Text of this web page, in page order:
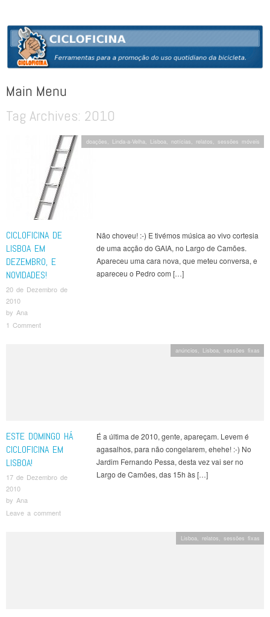
CICLOFICINA
Ferramentas para a promoção do uso quotidiano da bicicleta
Main Menu
Skip to content
Tag Archives: 2010
CICLOFICINA DE
LISBOA EM
DEZEMBRO, E
NOVIDADES!
20 de Dezembro de
2010
by Ana
1 Comment
Não choveu! :-) E tivémos música ao vivo cortesia
de uma acção do GAIA, no Largo de Camões.
Apareceu uma cara nova, que meteu conversa, e
apareceu o Pedro com […]
doações, Linda-a-Velha, Lisboa, notícias, relatos, sessões móveis
ESTE DOMINGO HÁ
CICLOFICINA EM
LISBOA!
17 de Dezembro de
2010
by Ana
Leave a comment
É a última de 2010, gente, apareçam. Levem é
agasalhos, para não congelarem, ehehe! :-) No
Jardim Fernando Pessa, desta vez vai ser no
Largo de Camões, das 15h às […]
anúncios, Lisboa, sessões fixas
Lisboa, relatos, sessões fixas